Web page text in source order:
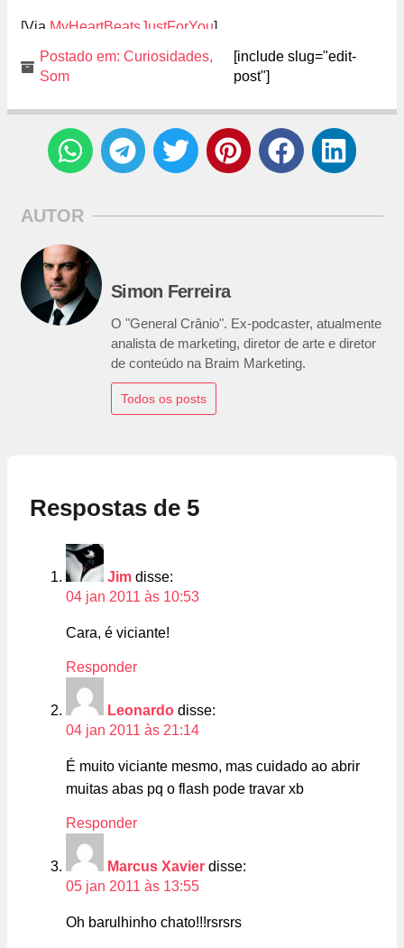
[Via MyHeartBeatsJustForYou]
Postado em: Curiosidades,
Som
[include slug="edit-
post"]
AUTOR
Simon Ferreira
O "General Crânio". Ex-podcaster, atualmente
analista de marketing, diretor de arte e diretor
de conteúdo na Braim Marketing.
Todos os posts
Respostas de 5
Jim disse:
04 jan 2011 às 10:53
Cara, é viciante!
Responder
Leonardo disse:
04 jan 2011 às 21:14
É muito viciante mesmo, mas cuidado ao abrir
muitas abas pq o flash pode travar xb
Responder
Marcus Xavier disse:
05 jan 2011 às 13:55
Oh barulhinho chato!!!rsrsrs